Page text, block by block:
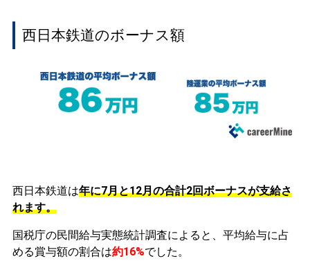
西日本鉄道のボーナス額
西日本鉄道は年に7月と12月の合計2回ボーナスが支給さ
れます。
国税庁の民間給与実態統計調査によると、平均給与に占
める賞与額の割合は約16%でした。